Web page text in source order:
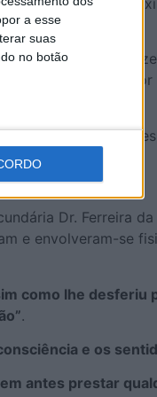
a esse
suas
no botão
de omissão de
por mês até
pelo ofendido
de 385 euros de
Dr. Ferreira
e envolveram-se
como lhe desferiu
.
e os
antes prestar